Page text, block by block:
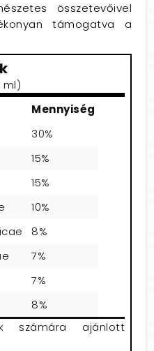
összetevőivel
támogatva a
Mennyiség
30%
15%
15%
10%
8%
7%
7%
8%
számára ajánlott